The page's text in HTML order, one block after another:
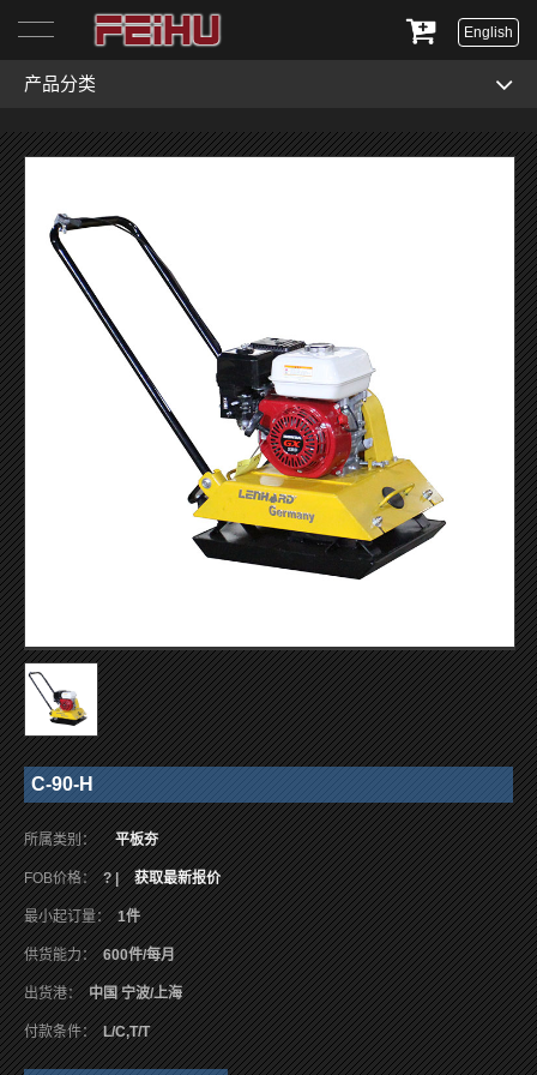
English
产品分类
C-90-H
所属类别： 平板夯
FOB价格： ? | 获取最新报价
最小起订量： 1件
供货能力： 600件/每月
出货港： 中国 宁波/上海
付款条件： L/C,T/T
首页
关于我们
产品展示
服务与支持
新闻资讯